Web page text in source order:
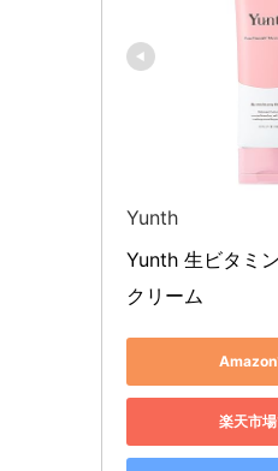
Yunth
Yunth 生ビタミ
クリーム
Amazon
楽天市